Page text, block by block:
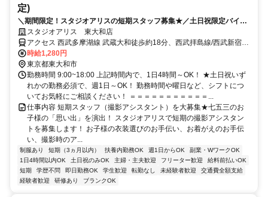
定)
＼期間限定！スタジオアリスの短期スタッフ募集★／土日祝限定バイト
◎週1日、1日4h～OK！
スタジオアリス 東大和店
アクセス 西武多摩湖線 武蔵大和徒歩約18分、西武拝島線/西武新宿線
東大和市徒歩約24分、多摩都市モノレール線 上北台徒歩約27分 西武
拝島線 東大和市駅よりバス10分
時給1,280円
東京都東大和市
勤務時間 9:00~18:00 上記時間内で、1日4時間～OK！ ★土日祝いず
れかの勤務必須で、週1日～OK！ 勤務時間や曜日など、シフトにつ
いてお気軽にご相談ください！ ＝＝＝＝＝＝＝＝＝＝＝...
仕事内容 短期スタッフ（撮影アシスタント）を大募集★七五三のお
子様の「思い出」を演出！ スタジオアリスで短期の撮影アシスタン
トを募集します！ お子様の衣装選びのお手伝い、お着がえのお手伝
い、撮影時のア...
制服あり 短期（3ヵ月以内） 扶養内勤務OK 週1日からOK
副業・WワークOK
1日4時間以内OK
土日祝のみOK 主婦・主夫歓迎 フリーター歓迎
給料前払いOK
短期
学歴不問 即日勤務OK 学生歓迎 転勤なし 未経験者歓迎
交通費全額支給
経験者歓迎
研修あり ブランクOK